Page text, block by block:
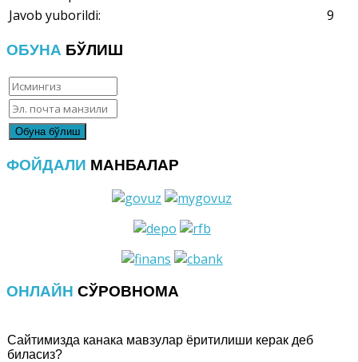
Javob yuborildi:
9
ОБУНА БЎЛИШ
ФОЙДАЛИ МАНБАЛАР
ОНЛАЙН СЎРОВНОМА
Сайтимизда канака мавзулар ёритилиши керак деб
биласиз?